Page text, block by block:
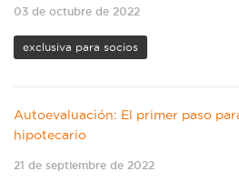
03 de octubre de 2022
exclusiva para socios
Autoevaluación: El primer paso
hipotecario
21 de septiembre de 2022